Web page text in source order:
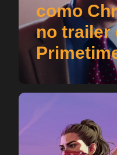
como
no trailer